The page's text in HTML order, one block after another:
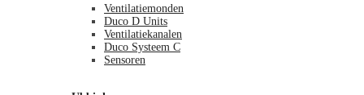
Ventilatiemonden
Duco D Units
Ventilatiekanalen
Duco Systeem C
Sensoren